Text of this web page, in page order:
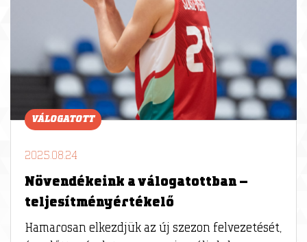
VÁLOGATOTT
2025.08.24
Növendékeink a válogatottban –
teljesítményértékelő
Hamarosan elkezdjük az új szezon felvezetését,